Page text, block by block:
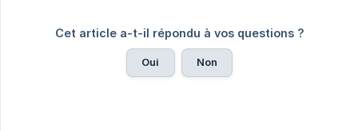
Cet article a-t-il répondu à vos questions ?
Oui Non